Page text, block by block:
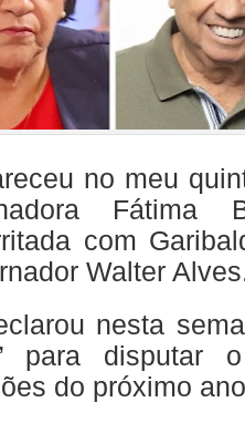
no meu
Fátima
com
Walter
nesta
para disputar
do próximo